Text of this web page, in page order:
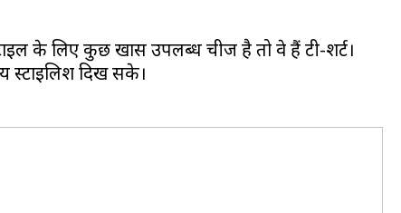
के लिए कुछ खास उपलब्ध चीज है तो वे हैं टी-शर्ट।
स्टाइलिश दिख सके।